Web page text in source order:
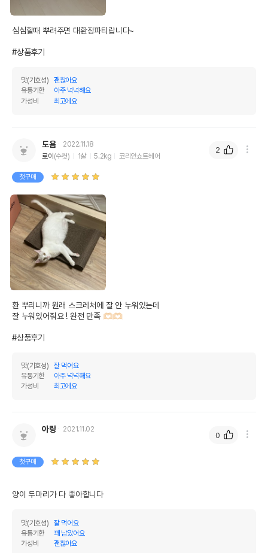
심심할때 뿌려주면 대환장파티랍니다~
#상품후기
맛(기호성)
괜찮아요
유통기한
아주 넉넉해요
가성비
최고에요
도욤
2022.11.18
로이(수컷) 1살 5.2kg 코리안쇼트헤어
첫구매
환 뿌리니까 원래 스크레처에 잘 안 누워있는데
잘 누워있어줘요 ! 완전 만족 🫶🏻🫶🏻
#상품후기
맛(기호성)
잘 먹어요
유통기한
아주 넉넉해요
가성비
최고에요
2
아랑 2021.11.02
첫구매
양이 두마리가 다 좋아합니다
맛(기호성)
잘 먹어요
유통기한
꽤 남았어요
가성비
괜찮아요
0